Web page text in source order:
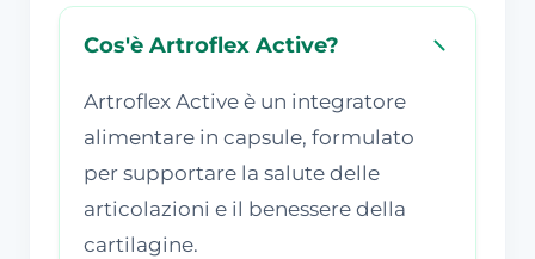
Cos'è Artroflex Active?
Artroflex Active è un integratore
alimentare in capsule, formulato
per supportare la salute delle
articolazioni e il benessere della
cartilagine.